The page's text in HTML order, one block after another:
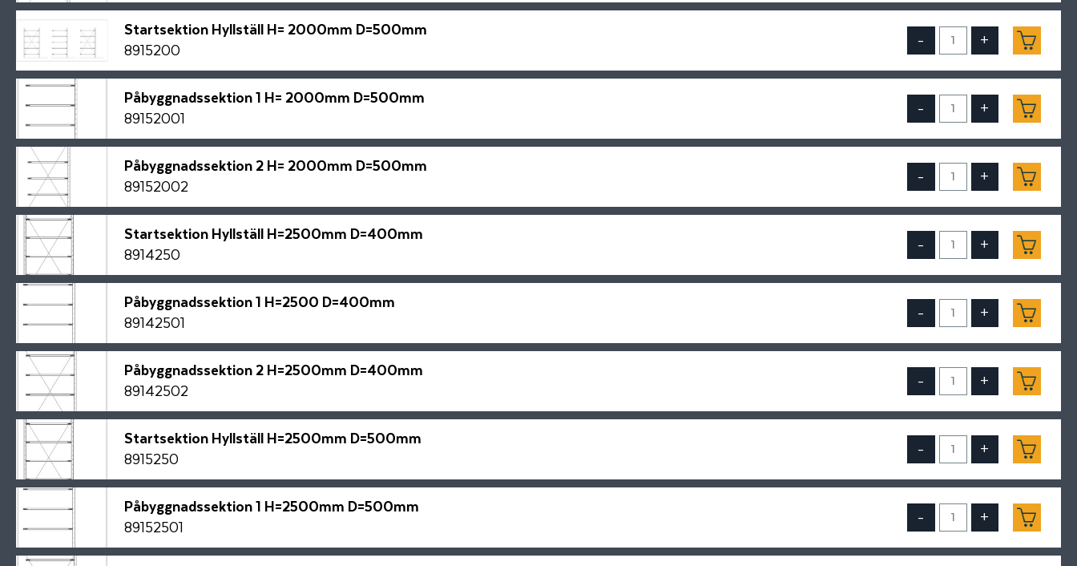
Startsektion Hyllställ H= 2000mm D=500mm
8915200
- +
Påbyggnadssektion 1 H= 2000mm D=500mm
89152001
- +
Påbyggnadssektion 2 H= 2000mm D=500mm
89152002
- +
Startsektion Hyllställ H=2500mm D=400mm
8914250
- +
Påbyggnadssektion 1 H=2500 D=400mm
89142501
- +
Påbyggnadssektion 2 H=2500mm D=400mm
89142502
- +
Startsektion Hyllställ H=2500mm D=500mm
8915250
- +
Påbyggnadssektion 1 H=2500mm D=500mm
89152501
- +